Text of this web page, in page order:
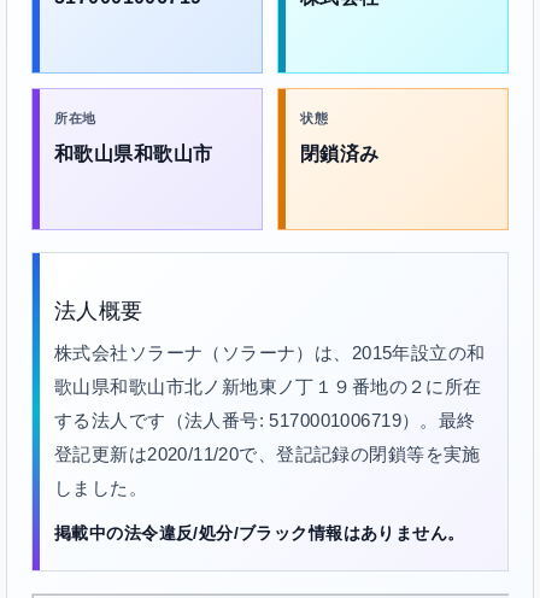
所在地
和歌山県和歌山市
状態
閉鎖済み
法人概要
株式会社ソラーナ（ソラーナ）は、2015年設立の和
歌山県和歌山市北ノ新地東ノ丁１９番地の２に所在
する法人です（法人番号: 5170001006719）。最終
登記更新は2020/11/20で、登記記録の閉鎖等を実施
しました。
掲載中の法令違反/処分/ブラック情報はありません。